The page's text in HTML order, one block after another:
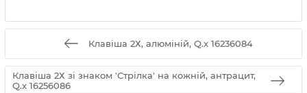
Клавіша 2Х, алюміній, Q.x 16236084
Клавіша 2Х зі знаком 'Стрілка' на кожній, антрацит,
Q.x 16256086